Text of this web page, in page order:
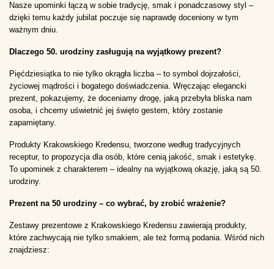
Nasze upominki łączą w sobie tradycję, smak i ponadczasowy styl –
dzięki temu każdy jubilat poczuje się naprawdę doceniony w tym
ważnym dniu.
Dlaczego 50. urodziny zasługują na wyjątkowy prezent?
Pięćdziesiątka to nie tylko okrągła liczba – to symbol dojrzałości,
życiowej mądrości i bogatego doświadczenia. Wręczając elegancki
prezent, pokazujemy, że doceniamy drogę, jaką przebyła bliska nam
osoba, i chcemy uświetnić jej święto gestem, który zostanie
zapamiętany.
Produkty Krakowskiego Kredensu, tworzone według tradycyjnych
receptur, to propozycja dla osób, które cenią jakość, smak i estetykę.
To upominek z charakterem – idealny na wyjątkową okazję, jaką są 50.
urodziny.
Prezent na 50 urodziny – co wybrać, by zrobić wrażenie?
Zestawy prezentowe z Krakowskiego Kredensu zawierają produkty,
które zachwycają nie tylko smakiem, ale też formą podania. Wśród nich
znajdziesz: